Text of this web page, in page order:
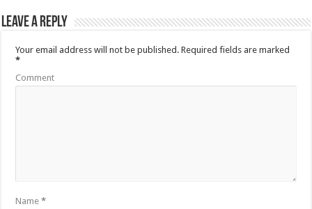
Leave a Reply
Your email address will not be published. Required fields are marked
*
Comment
Name*